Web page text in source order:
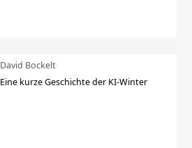
David Bockelt
Eine kurze Geschichte der KI-Winter